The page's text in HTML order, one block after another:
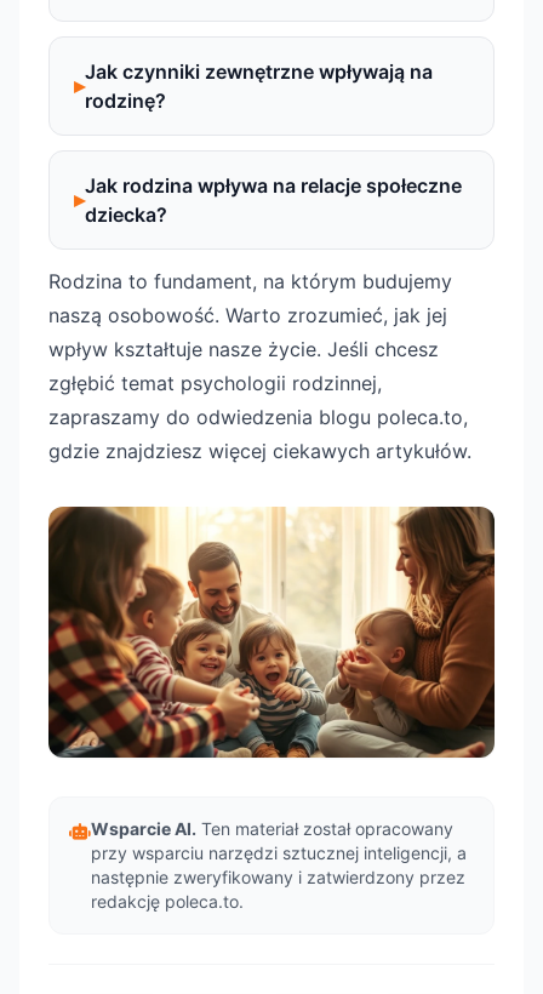
Jak czynniki zewnętrzne wpływają na
rodzinę?
Jak rodzina wpływa na relacje społeczne
dziecka?
Rodzina to fundament, na którym budujemy
naszą osobowość. Warto zrozumieć, jak jej
wpływ kształtuje nasze życie. Jeśli chcesz
zgłębić temat psychologii rodzinnej,
zapraszamy do odwiedzenia blogu poleca.to,
gdzie znajdziesz więcej ciekawych artykułów.
Wsparcie AI. Ten materiał został opracowany
przy wsparciu narzędzi sztucznej inteligencji, a
następnie zweryfikowany i zatwierdzony przez
redakcję poleca.to.